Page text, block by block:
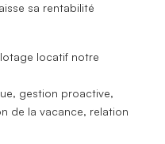
sa rentabilité
locatif notre
gestion proactive,
de la vacance, relation